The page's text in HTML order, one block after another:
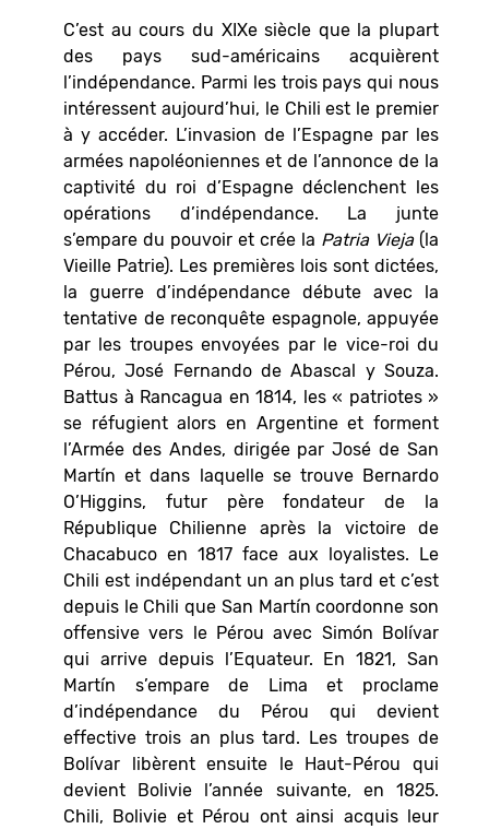
C’est au cours du XIXe siècle que la plupart
des pays sud-américains acquièrent
l’indépendance. Parmi les trois pays qui nous
intéressent aujourd’hui, le Chili est le premier
à y accéder. L’invasion de l’Espagne par les
armées napoléoniennes et de l’annonce de la
captivité du roi d’Espagne déclenchent les
opérations d’indépendance. La junte
s’empare du pouvoir et crée la Patria Vieja(la
Vieille Patrie). Les premières lois sont dictées,
la guerre d’indépendance débute avec la
tentative de reconquête espagnole, appuyée
par les troupes envoyées par le vice-roi du
Pérou, José Fernando de Abascal y Souza.
Battus à Rancagua en 1814, les « patriotes »
se réfugient alors en Argentine et forment
l’Armée des Andes, dirigée par José de San
Martín et dans laquelle se trouve Bernardo
O’Higgins, futur père fondateur de la
République Chilienne après la victoire de
Chacabuco en 1817 face aux loyalistes. Le
Chili est indépendant un an plus tard et c’est
depuis le Chili que San Martín coordonne son
offensive vers le Pérou avec Simón Bolívar
qui arrive depuis l’Equateur. En 1821, San
Martín s’empare de Lima et proclame
d’indépendance du Pérou qui devient
effective trois an plus tard. Les troupes de
Bolívar libèrent ensuite le Haut-Pérou qui
devient Bolivie l’année suivante, en 1825.
Chili, Bolivie et Pérou ont ainsi acquis leur